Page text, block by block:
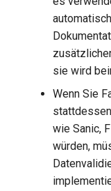
sie wird
Wenn Sie
wie Sanic,
würden,